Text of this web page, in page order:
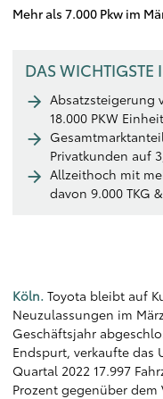
Mehr als 7.000 Pkw im
DAS WICHTIGSTE
Absatzsteigerung
18.000 PKW
Privatkunden auf
Allzeithoch mit
davon 9.000 TKG
Köln. Toyota bleibt auf
Neuzulassungen im
Geschäftsjahr
Endspurt, verkaufte das
Quartal 2022 17.997
Prozent gegenüber